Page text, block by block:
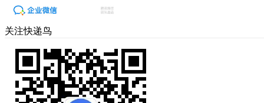
关注快递鸟